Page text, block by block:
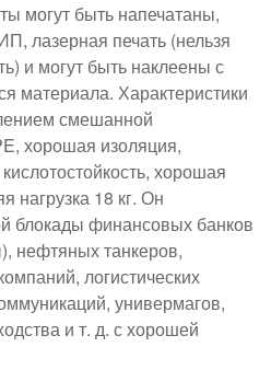
могут быть напечатаны,
лазерная печать (нельзя
и могут быть наклеены с
материала. Характеристики
смешанной
хорошая изоляция,
хорошая
нагрузка 18 кг. Он
блокады финансовых банков
нефтяных танкеров,
логистических
универмагов,
и т. д. с хорошей